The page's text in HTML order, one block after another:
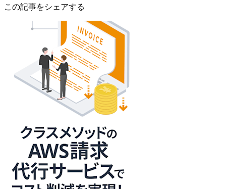
この記事をシェアする